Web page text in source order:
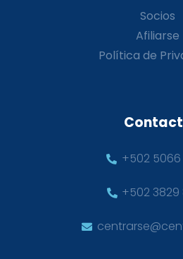
Socios
Afiliarse
Política de
+502 5066
+502 3829